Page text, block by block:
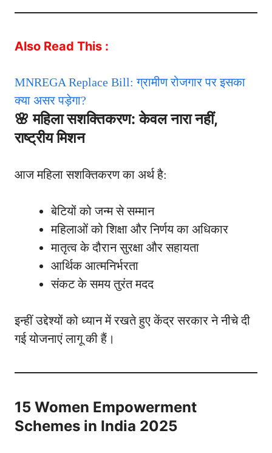
Also Read This :
MNREGA Replace Bill: ग्रामीण रोजगार पर इसका
क्या असर पड़ेगा?
🌸महिला सशक्तिकरण: केवल नारा नहीं,
राष्ट्रीय मिशन
आज महिला सशक्तिकरण का अर्थ है:
बेटियों को जन्म से सम्मान
महिलाओं को शिक्षा और निर्णय का अधिकार
मातृत्व के दौरान सुरक्षा और सहायता
आर्थिक आत्मनिर्भरता
संकट के समय तुरंत मदद
इन्हीं उद्देश्यों को ध्यान में रखते हुए केंद्र सरकार ने नीचे दी
गई योजनाएं लागू की हैं।
15 Women Empowerment
Schemes in India 2025